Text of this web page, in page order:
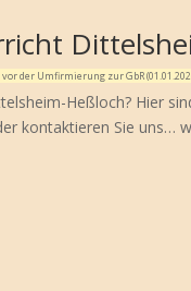
der Umfirmierung zur GbR
Heßloch? Hier
kontaktieren Sie uns…